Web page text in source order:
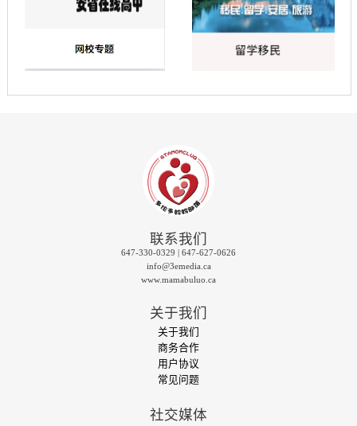
联系我们
647-330-0329 | 647-627-0626
info@3emedia.ca
www.mamabuluo.ca
关于我们
关于我们
商务合作
用户协议
常见问题
社交媒体